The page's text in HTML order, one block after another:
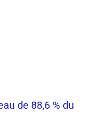
de 88,6 % du